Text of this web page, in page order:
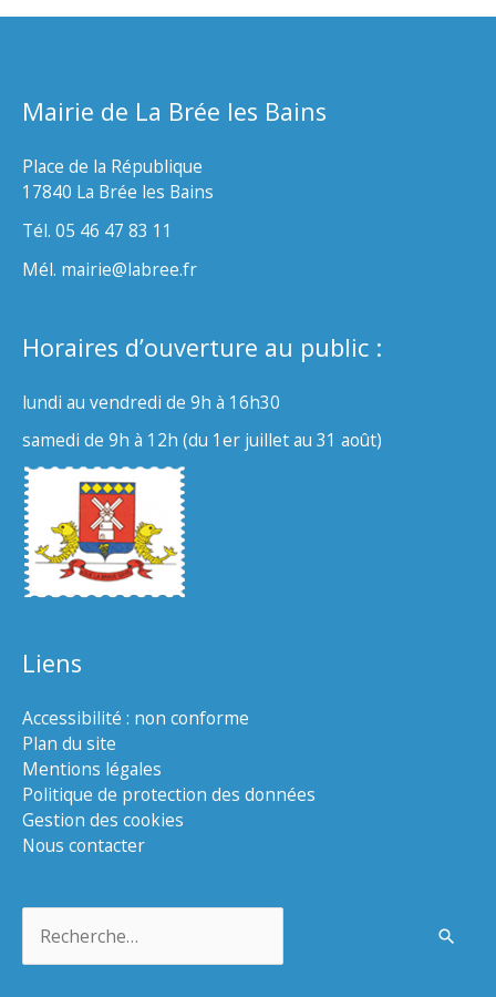
Mairie de La Brée les Bains
Place de la République
17840 La Brée les Bains
Tél. 05 46 47 83 11
Mél. mairie@labree.fr
Horaires d’ouverture au public :
lundi au vendredi de 9h à 16h30
samedi de 9h à 12h (du 1er juillet au 31 août)
Liens
Accessibilité : non conforme
Plan du site
Mentions légales
Politique de protection des données
Gestion des cookies
Nous contacter